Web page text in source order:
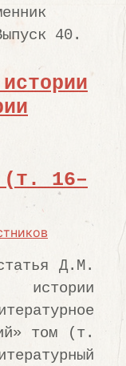
40.
(т. 16–
Д.М.
том (т.